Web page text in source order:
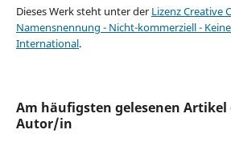
Dieses Werk steht unter der Lizenz Creative
Namensnennung - Nicht-kommerziell -
International.
Am häufigsten gelesenen Artikel
Autor/in